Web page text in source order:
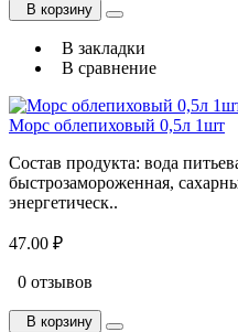
В корзину
В закладки
В сравнение
Морс облепиховый 0,5л 1шт
Состав продукта: вода
быстрозамороженная,
энергетическ..
47.00 ₽
0 отзывов
В корзину